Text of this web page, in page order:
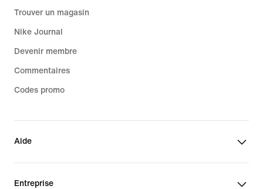
Trouver un magasin
Nike Journal
Devenir membre
Commentaires
Codes promo
Aide
Entreprise